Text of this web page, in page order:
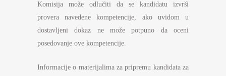
Komisija može odlučiti da se kandidatu izvrši
provera navedene kompetencije, ako uvidom u
dostavljeni dokaz ne može potpuno da oceni
posedovanje ove kompetencije.
Informacije o materijalima za pripremu kandidata za